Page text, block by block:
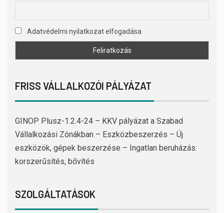
Adatvédelmi nyilatkozat elfogadása
FRISS VÁLLALKOZÓI PÁLYÁZAT
GINOP Plusz-1.2.4-24 – KKV pályázat a Szabad
Vállalkozási Zónákban – Eszközbeszerzés – Új
eszközök, gépek beszerzése – Ingatlan beruházás:
korszerűsítés, bővítés
SZOLGÁLTATÁSOK